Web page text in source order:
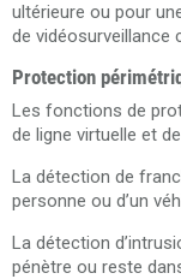
ultérieure ou pour
de vidéosurveillance
Protection
Les fonctions de
de ligne virtuelle et
La détection de
personne ou d’un
La détection
pénètre ou reste